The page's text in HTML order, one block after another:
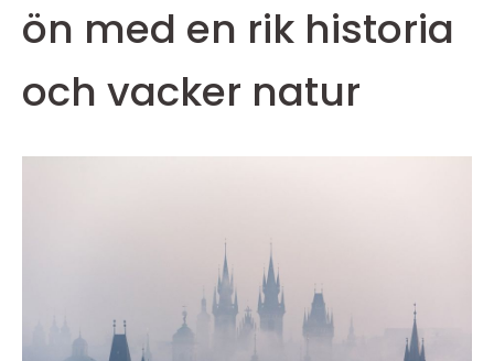
ön med en rik historia
och vacker natur